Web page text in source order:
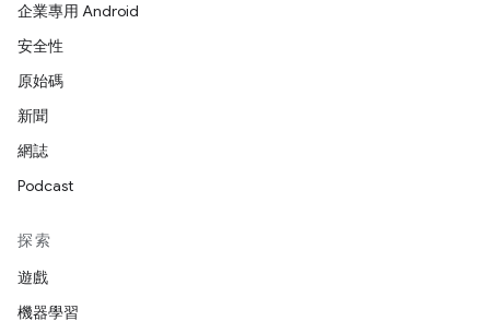
企業專用 Android
安全性
原始碼
新聞
網誌
Podcast
探索
遊戲
機器學習